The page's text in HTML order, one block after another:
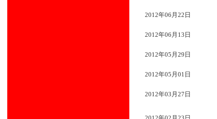
2012年06月22日
2012年06月13日
2012年05月29日
2012年05月01日
2012年03月27日